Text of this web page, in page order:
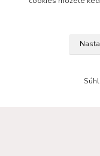
Haas+Sohn -